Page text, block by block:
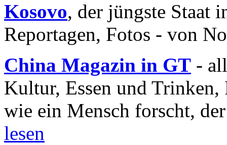
Kosovo, der jüngste Staat
Reportagen, Fotos - von
China Magazin in GT -
Kultur, Essen und
wie ein Mensch forscht,
lesen